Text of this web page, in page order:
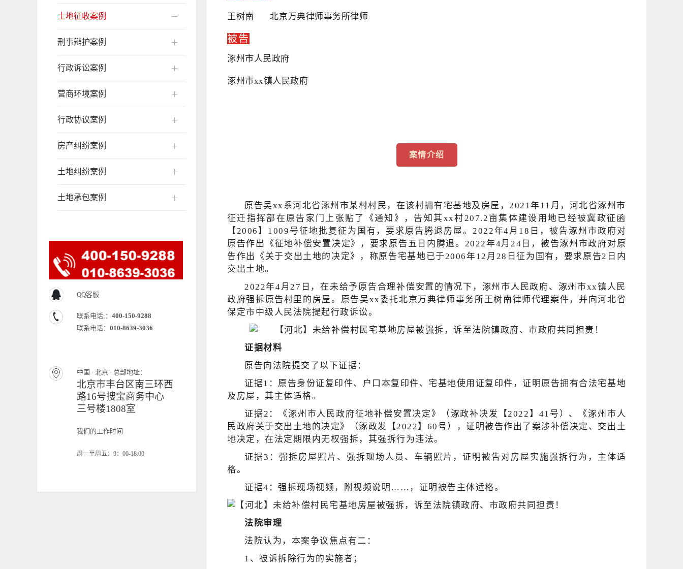
土地征收案例
刑事辩护案例
行政诉讼案例
营商环境案例
行政协议案例
房产纠纷案例
土地纠纷案例
土地承包案例
QQ客服
联系电话;： 400-150-9288
联系电话： 010-8639-3036
中国 · 北京 · 总部地址：
北京市丰台区南三环西
路16号搜宝商务中心
三号楼1808室
我们的工作时间
周一至周五：9：00-18:00
王树南 北京万典律师事务所律师
被告
涿州市人民政府
涿州市xx镇人民政府
案情介绍
原告吴xx系河北省涿州市某村村民，在该村拥有宅基地及房屋，2021年11月，河北省涿州市
征迁指挥部在原告家门上张贴了《通知》，告知其xx村207.2亩集体建设用地已经被冀政征函
【2006】1009号征地批复征为国有，要求原告腾退房屋。2022年4月18日，被告涿州市政府对
原告作出《征地补偿安置决定》，要求原告五日内腾退。2022年4月24日，被告涿州市政府对原
告作出《关于交出土地的决定》，称原告宅基地已于2006年12月28日征为国有，要求原告2日内
交出土地。
2022年4月27日，在未给予原告合理补偿安置的情况下，涿州市人民政府、涿州市xx镇人民
政府强拆原告村里的房屋。原告吴xx委托北京万典律师事务所王树南律师代理案件，并向河北省
保定市中级人民法院提起行政诉讼。
证据材料
原告向法院提交了以下证据：
证据1：原告身份证复印件、户口本复印件、宅基地使用证复印件，证明原告拥有合法宅基地
及房屋，其主体适格。
证据2：《涿州市人民政府征地补偿安置决定》（涿政补决发【2022】41号）、《涿州市人
民政府关于交出土地的决定》（涿政发【2022】60号），证明被告作出了案涉补偿决定、交出土
地决定，在法定期限内无权强拆，其强拆行为违法。
证据3：强拆房屋照片、强拆现场人员、车辆照片，证明被告对房屋实施强拆行为，主体适
格。
证据4：强拆现场视频，附视频说明……，证明被告主体适格。
法院审理
法院认为，本案争议焦点有二：
1、被诉拆除行为的实施者；